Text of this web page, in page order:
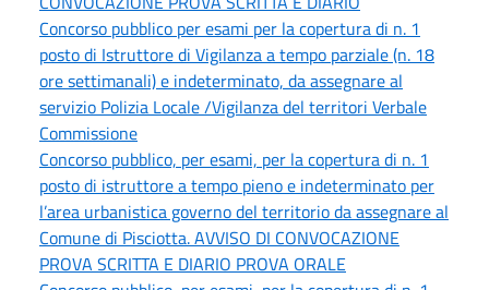
Concorso pubblico per esami per la copertura di n. 1
posto di Istruttore di Vigilanza a tempo parziale (n. 18
ore settimanali) e indeterminato, da assegnare al
servizio Polizia Locale /Vigilanza del territori Verbale
Commissione
Concorso pubblico, per esami, per la copertura di n. 1
posto di istruttore a tempo pieno e indeterminato per
l’area urbanistica governo del territorio da assegnare al
Comune di Pisciotta. AVVISO DI CONVOCAZIONE
PROVA SCRITTA E DIARIO PROVA ORALE